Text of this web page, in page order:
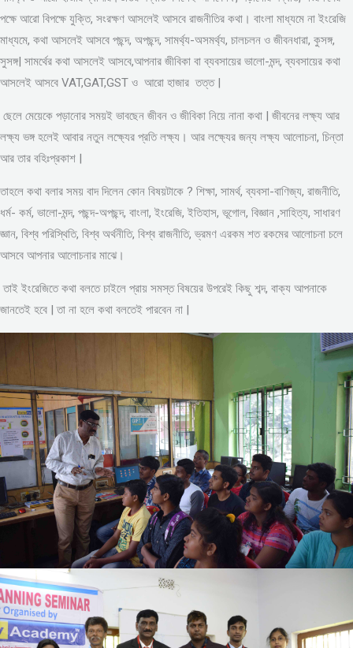
পক্ষে আরো বিপক্ষে যুক্তি, সংরক্ষণ আসলেই আসবে রাজনীতির কথা। বাংলা মাধ্যমে না ইংরেজি
মাধ্যমে, কথা আসলেই আসবে পছন্দ, অপছন্দ, সামর্থ্য-অসমর্থ্য, চালচলন ও জীবনধারা, কুসঙ্গ,
সুসঙ্গ| সামর্থের কথা আসলেই আসবে,আপনার জীবিকা বা ব্যবসায়ের ভালো-মন্দ, ব্যবসায়ের কথা
আসলেই আসবে VAT,GAT,GST ও আরো হাজার তত্ত |
ছেলে মেয়েকে পড়ানোর সময়ই ভাবছেন জীবন ও জীবিকা নিয়ে নানা কথা | জীবনের লক্ষ্য আর
লক্ষ্য ভঙ্গ হলেই আবার নতুন লক্ষ্যের প্রতি লক্ষ্য। আর লক্ষ্যের জন্য লক্ষ্য আলোচনা, চিন্তা
আর তার বহিঃপ্রকাশ |
তাহলে কথা বলার সময় বাদ দিলেন কোন বিষয়টাকে ? শিক্ষা, সামর্থ, ব্যবসা-বাণিজ্য, রাজনীতি,
ধর্ম- কর্ম, ভালো-মন্দ, পছন্দ-অপছন্দ, বাংলা, ইংরেজি, ইতিহাস, ভূগোল, বিজ্ঞান ,সাহিত্য, সাধারণ
জ্ঞান, বিশ্ব পরিস্থিতি, বিশ্ব অর্থনীতি, বিশ্ব রাজনীতি, ভ্রমণ এরকম শত রকমের আলোচনা চলে
আসবে আপনার আলোচনার মাঝে।
তাই ইংরেজিতে কথা বলতে চাইলে প্রায় সমস্ত বিষয়ের উপরেই কিছু শব্দ, বাক্য আপনাকে
জানতেই হবে | তা না হলে কথা বলতেই পারবেন না |